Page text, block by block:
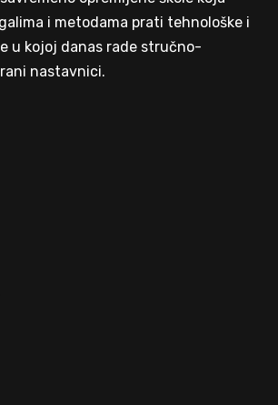
i metodama prati tehnološke i
u kojoj danas rade stručno-
nastavnici.